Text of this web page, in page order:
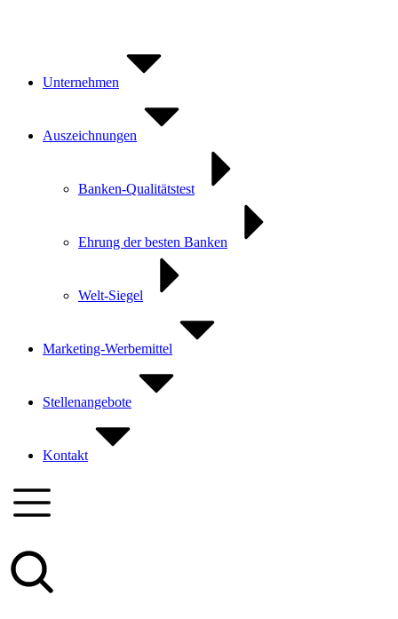
Unternehmen
Auszeichnungen
Banken-Qualitätstest
Ehrung der besten Banken
Welt-Siegel
Marketing-Werbemittel
Stellenangebote
Kontakt